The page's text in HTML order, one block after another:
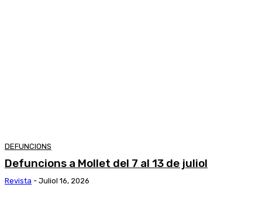
DEFUNCIONS
Defuncions a Mollet del 7 al 13 de juliol
Revista - Juliol 16, 2026